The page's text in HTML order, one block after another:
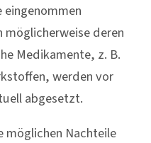
deren
Medikamente, z. B.
werden vor
abgesetzt.
möglichen Nachteile